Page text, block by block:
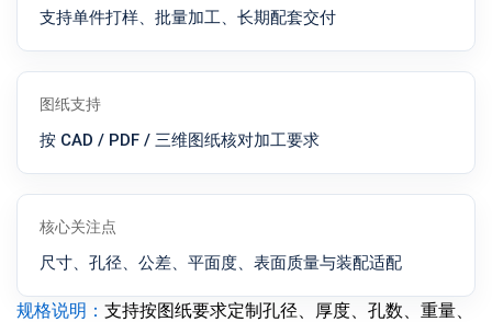
支持单件打样、批量加工、长期配套交付
图纸支持
按 CAD / PDF / 三维图纸核对加工要求
核心关注点
尺寸、孔径、公差、平面度、表面质量与装配适配
规格说明： 支持按图纸要求定制孔径、厚度、孔数、重量、